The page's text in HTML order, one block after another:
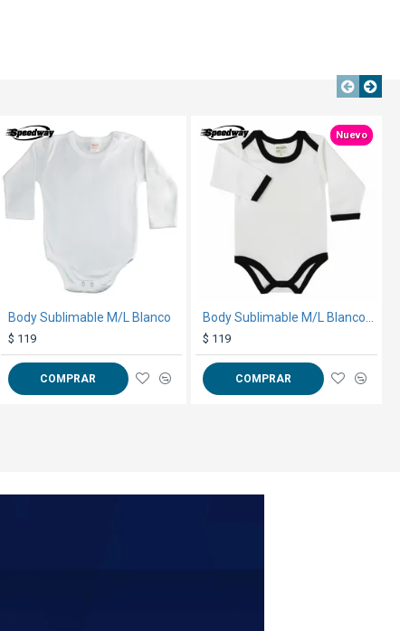
TEXTTRANSPARENTE
Gorro 5001 Francia
$ 75
COMPRAR
TEXTTRANSPARENTE
Body Sublimable M/L Blanco
$ 119
COMPRAR
Nuevo
TEXTTRANSPARENTE
$ 119
COMPRAR